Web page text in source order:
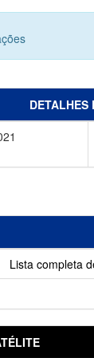
DETALHES
Lista completa